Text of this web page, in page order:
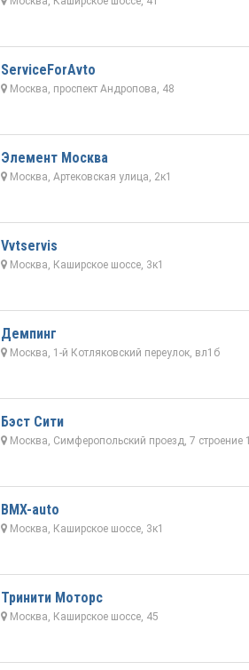
ServiceForAvto
Москва, проспект Андропова, 48
Элемент Москва
Москва, Артековская улица, 2к1
Vvtservis
Москва, Каширское шоссе, 3к1
Демпинг
Москва, 1-й Котляковский переулок, вл1б
Бэст Сити
Москва, Симферопольский проезд, 7 строение 1
BMX-auto
Москва, Каширское шоссе, 3к1
Тринити Моторс
Москва, Каширское шоссе, 45